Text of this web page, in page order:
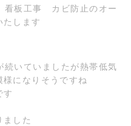
板工事 カビ防止のオー
たします
続いていましたが熱帯低気
になりそうですね
す
ました